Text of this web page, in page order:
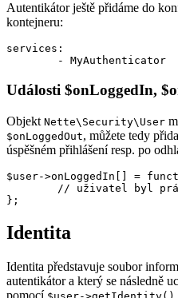
Autentikátor ještě přidáme do
kontejneru:
services:
Události $onLoggedIn,
Objekt Nette\Security\User
$onLoggedOut, můžete tedy
úspěšném přihlášení resp. po
$user->onLoggedIn[] =
Identita
Identita představuje soubor
autentikátor a který se následně
pomocí $user->getIdentity()